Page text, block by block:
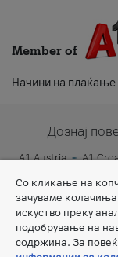
Member of
Начини на плаќање
Дознај
A1 Austria A1
Со кликање на
зачуваме
искуство преку
подобрување на
содржина. За